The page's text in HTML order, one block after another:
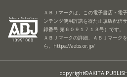
ＡＢＪマークは、この電子書店・電
ンテンツ使用許諾を得た正規版配信
録番号 第６０９１７１３号）です。
ＡＢＪマークの詳細、ＡＢＪマーク
ら。 https://aebs.or.jp/
copyright©AKITA